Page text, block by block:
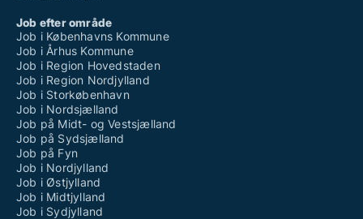
Job efter område
Job i Københavns Kommune
Job i Århus Kommune
Job i Region Hovedstaden
Job i Region Nordjylland
Job i Storkøbenhavn
Job i Nordsjælland
Job på Midt- og Vestsjælland
Job på Sydsjælland
Job på Fyn
Job i Nordjylland
Job i Østjylland
Job i Midtjylland
Job i Sydjylland